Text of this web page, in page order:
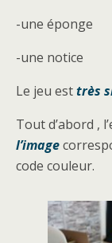
-une éponge
-une notice
Le jeu esttrès
Tout d’abord ,
l’image
code couleur.